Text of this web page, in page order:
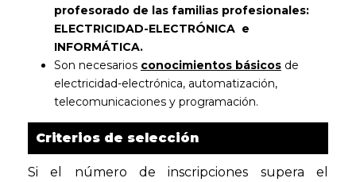
profesorado de las familias profesionales:
ELECTRICIDAD-ELECTRÓNICA e
INFORMÁTICA.
Son necesarios conocimientos básicosde
electricidad-electrónica, automatización,
telecomunicaciones y programación.
Criterios de selección
Si el número de inscripciones supera el